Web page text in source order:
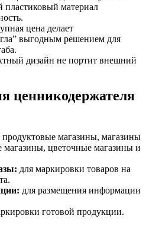
пластиковый материал
цена делает
выгодным решением для
дизайн не портит внешний
ценникодержателя
продуктовые магазины, магазины
магазины, цветочные магазины и
для маркировки товаров на
для размещения информации
готовой продукции.